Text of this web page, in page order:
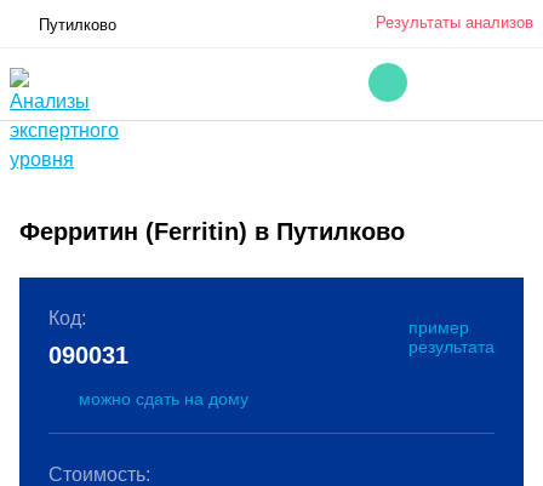
Путилково Результаты анализов
Ферритин (Ferritin) в Путилково
Код:
пример
результата
090031
можно сдать на дому
Стоимость: